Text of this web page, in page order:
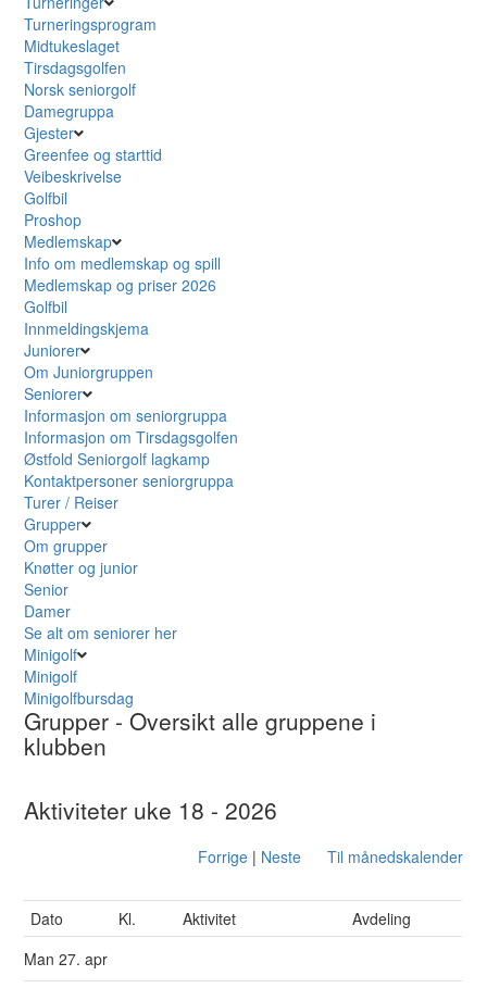
Turneringsprogram
Midtukeslaget
Tirsdagsgolfen
Norsk seniorgolf
Damegruppa
Gjester
Greenfee og starttid
Veibeskrivelse
Golfbil
Proshop
Medlemskap
Info om medlemskap og spill
Medlemskap og priser 2026
Golfbil
Innmeldingskjema
Juniorer
Om Juniorgruppen
Seniorer
Informasjon om seniorgruppa
Informasjon om Tirsdagsgolfen
Østfold Seniorgolf lagkamp
Kontaktpersoner seniorgruppa
Turer / Reiser
Grupper
Om grupper
Knøtter og junior
Senior
Damer
Se alt om seniorer her
Minigolf
Minigolf
Minigolfbursdag
Grupper - Oversikt alle gruppene i
klubben
Aktiviteter uke 18 - 2026
Forrige| Neste Til månedskalender
Dato Kl. Aktivitet
Avdeling
Man27. apr